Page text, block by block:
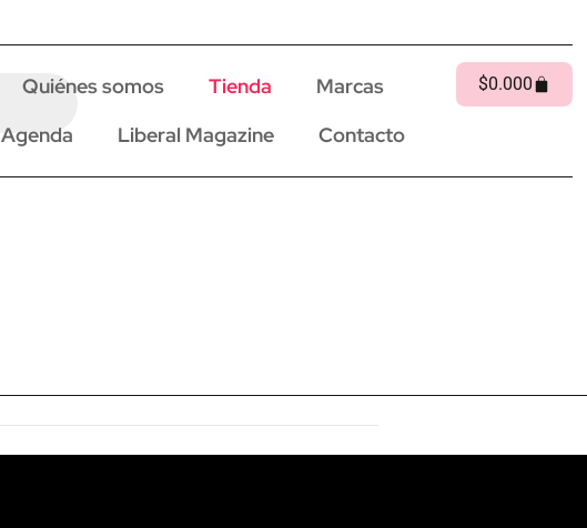
Quiénes somos Tienda
Marcas
Agenda
Liberal Magazine Contacto
$0.000